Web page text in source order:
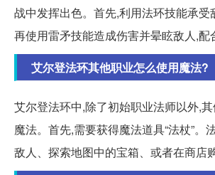
战中发挥出色。首先,利用法环技能承受
再使用雷矛技能造成伤害并晕眩敌人,配
艾尔登法环其他职业怎么使用魔法?
艾尔登法环中,除了初始职业法师以外,
魔法。首先,需要获得魔法道具“法杖”。
敌人、探索地图中的宝箱、或者在商店